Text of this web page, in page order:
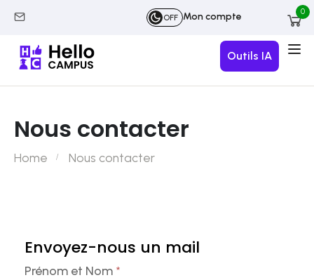
OFF Mon compte 0
Outils IA
Nous contacter
Home Nous contacter
de
contact
Envoyez-nous un mail
Prénom et Nom *